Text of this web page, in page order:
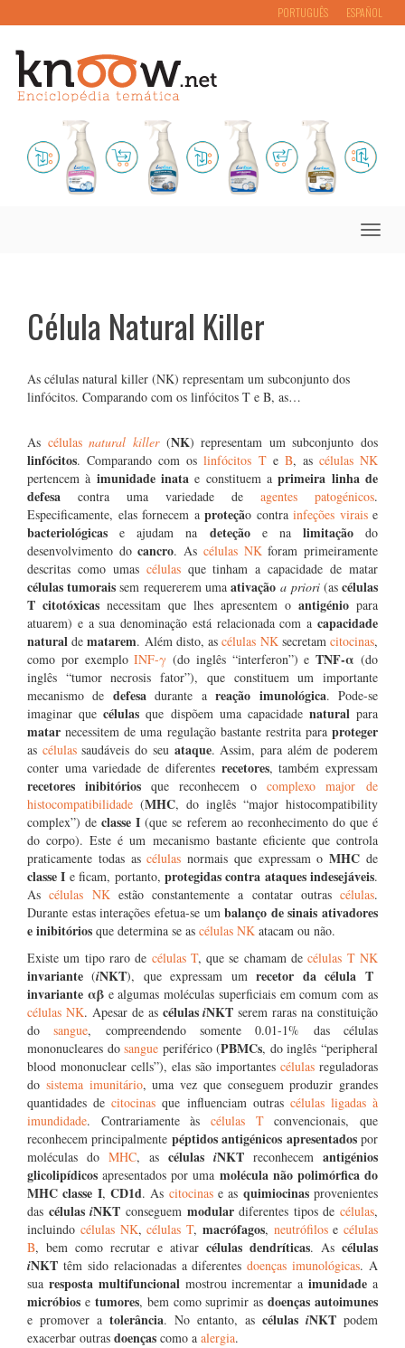
PORTUGUÊS ESPAÑOL
Toggle
Célula Natural Killer
As células natural killer (NK) representam um subconjunto dos
linfócitos. Comparando com os linfócitos T e B, as…
As célulasnatural killer(NK) representam um subconjunto dos
linfócitos. Comparando com oslinfócitos Te B, as células NK
pertencem à imunidade inata e constituem aprimeira linha de
defesa contra uma variedade de agentes patogénicos.
Especificamente, elas fornecem a proteção contrainfeções viraise
bacteriológicas e ajudam na deteçãoe na limitaçãodo
desenvolvimento docancro. As células NKforam primeiramente
descritas como umas célulasque tinham a capacidade de matar
células tumorais sem requererem umaativação a priori (ascélulas
T citotóxicas necessitam que lhes apresentem o antigénio para
atuarem) e a sua denominação está relacionada com a capacidade
natural dematarem. Além disto, ascélulas NKsecretamcitocinas,
como por exemploINF-γ (do inglês “interferon”) eTNF-α (do
inglês “tumor necrosis fator”), que constituem um importante
mecanismo de defesadurante areação imunológica. Pode-se
imaginar quecélulas que dispõem uma capacidade naturalpara
matar necessitem de uma regulação bastante restrita para proteger
as célulassaudáveis do seu ataque. Assim, para além de poderem
conter uma variedade de diferentes recetores, também expressam
recetores inibitórios que reconhecem o complexo major de
histocompatibilidade (MHC, do inglês “major histocompatibility
complex”) declasse I (que se referem ao reconhecimento do que é
do corpo). Este é um mecanismo bastante eficiente que controla
praticamente todas ascélulas normais que expressam oMHCde
classe I e ficam, portanto, protegidas contra ataques indesejáveis.
Ascélulas NKestão constantemente a contatar outras células.
Durante estas interações efetua-se umbalanço de sinais ativadores
e inibitórios que determina se as células NK atacam ou não.
Existe um tipo raro de células T, que se chamam decélulas T NK
invariante(iNKT), que expressam umrecetor da célula T
invariante αβe algumas moléculas superficiais em comum com as
células NK. Apesar de as célulasiNKT serem raras na constituição
dosangue, compreendendo somente 0.01-1% das células
mononucleares dosangue periférico (PBMCs, do inglês “peripheral
blood mononuclear cells”), elas são importantes células reguladoras
do sistema imunitário, uma vez que conseguem produzir grandes
quantidades decitocinas que influenciam outras células ligadas à
imundidade. Contrariamente às células Tconvencionais, que
reconhecem principalmente péptidos antigénicos apresentadospor
moléculas do MHC, as células iNKT reconhecem antigénios
glicolipídicos apresentados por uma molécula não polimórfica do
MHC classe I,CD1d. As citocinase as quimiocinasprovenientes
das célulasiNKT conseguem modulardiferentes tipos de células,
incluindo células NK,células T, macrófagos, neutrófilose células
B, bem como recrutar e ativar células dendríticas. As células
iNKT têm sido relacionadas a diferentesdoenças imunológicas. A
sua resposta multifuncionalmostrou incrementar aimunidade a
micróbios e tumores, bem como suprimir asdoenças autoimunes
e promover a tolerância. No entanto, as células iNKT podem
exacerbar outras doenças como a alergia.